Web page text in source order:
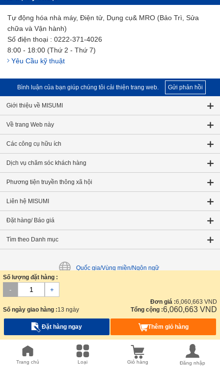
Tự động hóa nhà máy, Điện tử, Dụng cụ& MRO (Bảo Trì, Sửa
chữa và Vận hành)
Số điện thoại : 0222-371-4026
8:00 - 18:00 (Thứ 2 - Thứ 7)
Yêu Cầu kỹ thuật
Bình luận của bạn giúp chúng tôi cải thiện trang web. Gửi phản hồi
Giới thiệu về MISUMI
Về trang Web này
Các công cụ hữu ích
Dịch vụ chăm sóc khách hàng
Phương tiện truyền thông xã hội
Liên hệ MISUMI
Đặt hàng/ Báo giá
Tìm theo Danh mục
Quốc gia/Vùng miền/Ngôn ngữ
Trang chủ MISUMI Linh Kiện Tự Động Hóa
Truyền tải điện quay
Đai Răng, Puli Răng
Puli Đai Răng
Sao nhanh, S8M0400
Số lượng đặt hàng :
- +
Số ngày giao hàng :13 ngày
Đơn giá :6,060,663 VND
Tổng cộng :6,060,663 VND
Đặt hàng ngay Thêm giỏ hàng
Trang chủ Loại Giỏ hàng Đăng nhập